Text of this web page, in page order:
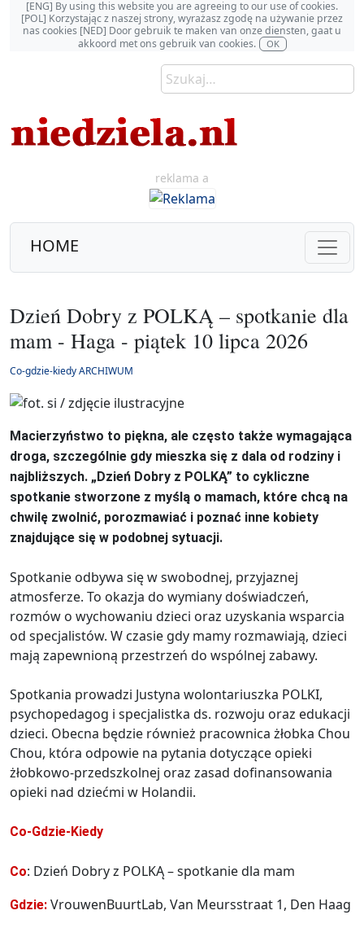
[ENG] By using this website you are agreeing to our use of cookies.
[POL] Korzystając z naszej strony, wyrażasz zgodę na używanie przez
nas cookies [NED] Door gebruik te maken van onze diensten, gaat u
akkoord met ons gebruik van cookies.
OK
reklama a
HOME
Dzień Dobry z POLKĄ – spotkanie dla
mam - Haga - piątek 10 lipca 2026
Co-gdzie-kiedy ARCHIWUM
Macierzyństwo to piękna, ale często także wymagająca
droga, szczególnie gdy mieszka się z dala od rodziny i
najbliższych. „Dzień Dobry z POLKĄ” to cykliczne
spotkanie stworzone z myślą o mamach, które chcą na
chwilę zwolnić, porozmawiać i poznać inne kobiety
znajdujące się w podobnej sytuacji.
Spotkanie odbywa się w swobodnej, przyjaznej
atmosferze. To okazja do wymiany doświadczeń,
rozmów o wychowaniu dzieci oraz uzyskania wsparcia
od specjalistów. W czasie gdy mamy rozmawiają, dzieci
mają zapewnioną przestrzeń do wspólnej zabawy.
Spotkania prowadzi Justyna wolontariuszka POLKI,
psychopedagog i specjalistka ds. rozwoju oraz edukacji
dzieci. Obecna będzie również pracownica żłobka Chou
Chou, która odpowie na pytania dotyczące opieki
żłobkowo-przedszkolnej oraz zasad dofinansowania
opieki nad dziećmi w Holandii.
Co-Gdzie-Kiedy
Co: Dzień Dobry z POLKĄ – spotkanie dla mam
Gdzie: VrouwenBuurtLab, Van Meursstraat 1, Den Haag